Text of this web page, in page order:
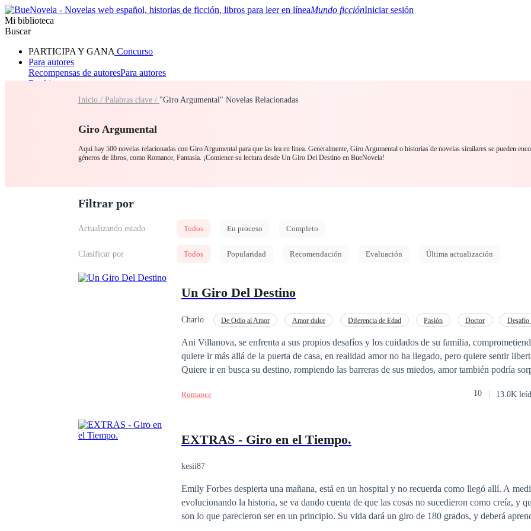
Mundo ficciónIniciar sesión
Mi biblioteca
Buscar
PARTICIPA Y GANA Concurso
Para autores
Recompensas de autoresPara autores
Ranking
RomanceHombre loboMafia
Inicio / Palabras clave / "Giro Argumental" Novelas Relacionadas
Giro Argumental
Aquí hay 500 novelas relacionadas con Giro Argumental para que las lea en línea. Generalmente, Giro Argumental o historias de novelas similares se pueden
géneros de libros, como Romance, Fantasía. ¡Comience su lectura desde Un Giro Del Destino en BueNovela!
Filtrar por
Actualizando estado Todos En proceso Completo
Clasificar por Todos Popularidad Recomendación Evaluación Última actualización
Un Giro Del Destino
Charlo De Odio al Amor Amor dulce Diferencia de Edad Pasión Doctor
Desafío
Ani Villanova, se enfrenta a sus propios desafíos y los cuidados de su familia,
quiere ir más allá de la puerta de casa, en realidad amor no ha llegado, pero quiere sentir libertad completa.
Quiere ir en busca su destino, rompiendo las barreras de sus miedos, amor también podría sorprenderla. Ha
con los que espera que Ani inicie un romance. Ella quiere un amor que gire totalmente su
ojos. Inician una serie de citas, cafés, y flores, donde descubren que se atraen, pero deberán
romance, atrayendo la atención sobre ella. Un viaje a Marruecos da inicio a un torrente de
noche de vinos, amor, para llevar sus vidas donde el destino les dé la oportunidad, eso sí;
muros que quieren separarlos. acompáñalos en esta historia de amor. ¿Hasta dónde va el deber? ¿En qué punto
nuestras prioridades se van olvidando sin ver que nuestro reloj avanza? Ellos vivirán al
Romance 10 13.0K
EXTRAS - Giro en el Tiempo.
kesii87
Emily Forbes despierta una mañana, está en un hospital y no recuerda como llegó allí. A
evolucionando la historia, se va dando cuenta de que las cosas no sucedieron como creía, y
son lo que parecieron ser en un principio. Su vida dará un giro de 180 grados, y deberá